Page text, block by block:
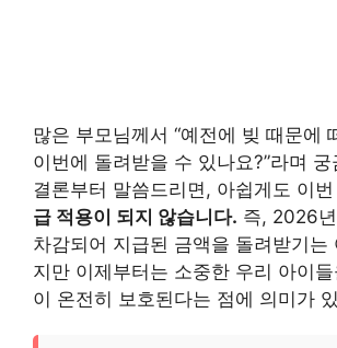
많은 부모님께서 “예전에 빚 때문에
이번에 돌려받을 수 있나요?”라며
결론부터 말씀드리면, 아쉽게도 이
급 적용이 되지 않습니다. 즉, 2026
차감되어 지급된 금액을 돌려받기는
지만 이제부터는 소중한 우리 아이
이 온전히 보호된다는 점에 의미가